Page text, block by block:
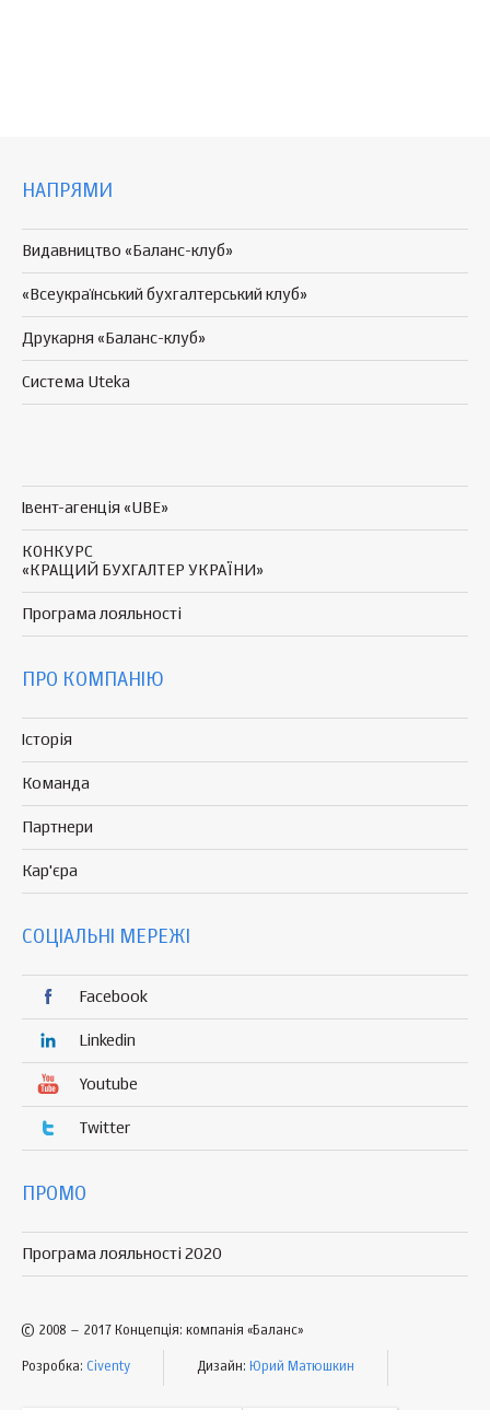
НАПРЯМИ
Видавництво «Баланс-клуб»
«Всеукраїнський бухгалтерський клуб»
Друкарня «Баланс-клуб»
Система Uteka
Івент-агенція «UBE»
КОНКУРС
«КРАЩИЙ БУХГАЛТЕР УКРАЇНИ»
Програма лояльності
ПРО КОМПАНІЮ
Історія
Команда
Партнери
Кар'єра
СОЦІАЛЬНІ МЕРЕЖІ
Facebook
Linkedin
Youtube
Twitter
ПРОМО
Програма лояльності 2020
© 2008 – 2017 Концепція: компанія «Баланс»
Розробка: Civenty Дизайн: Юрий Матюшкин